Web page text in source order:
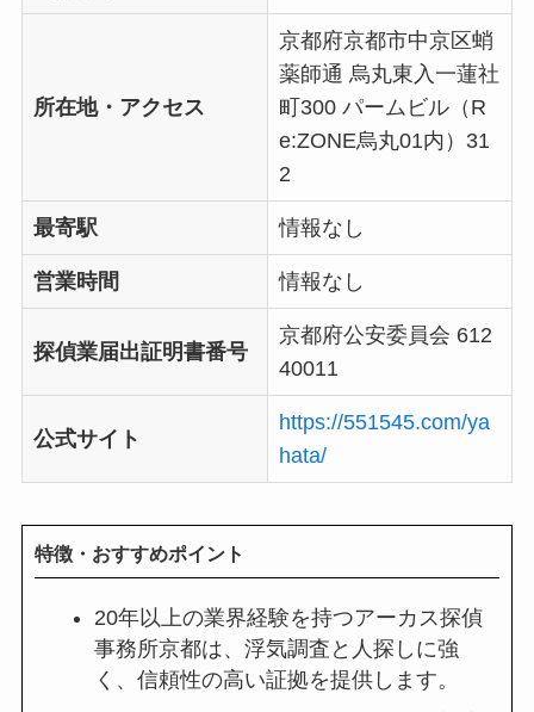
所在地・アクセス
京都府京都市中京区蛸
薬師通 烏丸東入一蓮社
町300 パームビル（R
e:ZONE烏丸01内）31
2
最寄駅 情報なし
営業時間 情報なし
探偵業届出証明書番号
京都府公安委員会 612
40011
公式サイト
https://551545.com/ya
hata/
特徴・おすすめポイント
20年以上の業界経験を持つアーカス探偵
事務所京都は、浮気調査と人探しに強
く、信頼性の高い証拠を提供します。